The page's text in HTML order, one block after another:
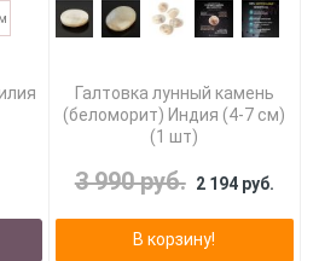
Галтовка лунный камень
(беломорит) Индия (4-7 см)
(1 шт)
3 990 руб. 2 194 руб.
В корзину!